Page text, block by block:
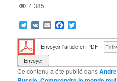
4 385
Telegram
VK EmailFacebook
Envoyer l'article en PDF
Ce contenu a été publié dans